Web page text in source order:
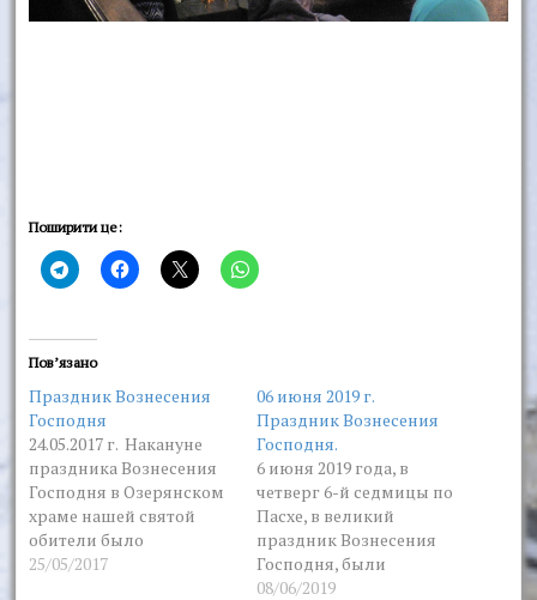
Поширити це:
Пов’язано
Праздник Вознесения
Господня
24.05.2017 г. Накануне
праздника Вознесения
Господня в Озерянском
храме нашей святой
обители было
отслужено Всенощное
25/05/2017
06 июня 2019 г.
Праздник Вознесения
Господня.
6 июня 2019 года, в
четверг 6-й седмицы по
Пасхе, в великий
праздник Вознесения
Господня, были
отслужены две
08/06/2019